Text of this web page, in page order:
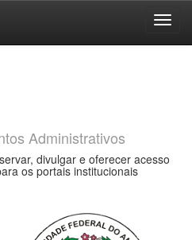
Administrativos
divulgar e oferecer acesso
os portais institucionais